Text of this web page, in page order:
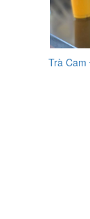
Trà Cam